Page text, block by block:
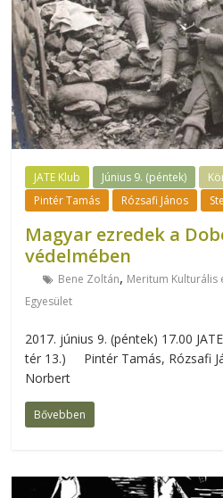
JATE Klub Június 9. (péntek)
Pintér Tamás
Rózsafi János
Magyar ezredek a
védelmében
Bene Zoltán, Meritum Kulturális
Egyesület
2017. június 9. (péntek) 17.00
tér 13.) Pintér Tamás, Rózsafi
Norbert
Bővebben